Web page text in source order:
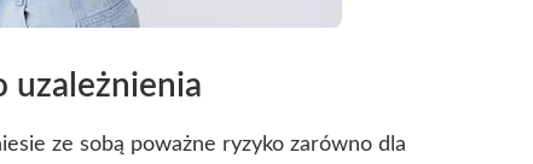
uzależnienia
ze sobą poważne ryzyko zarówno dla